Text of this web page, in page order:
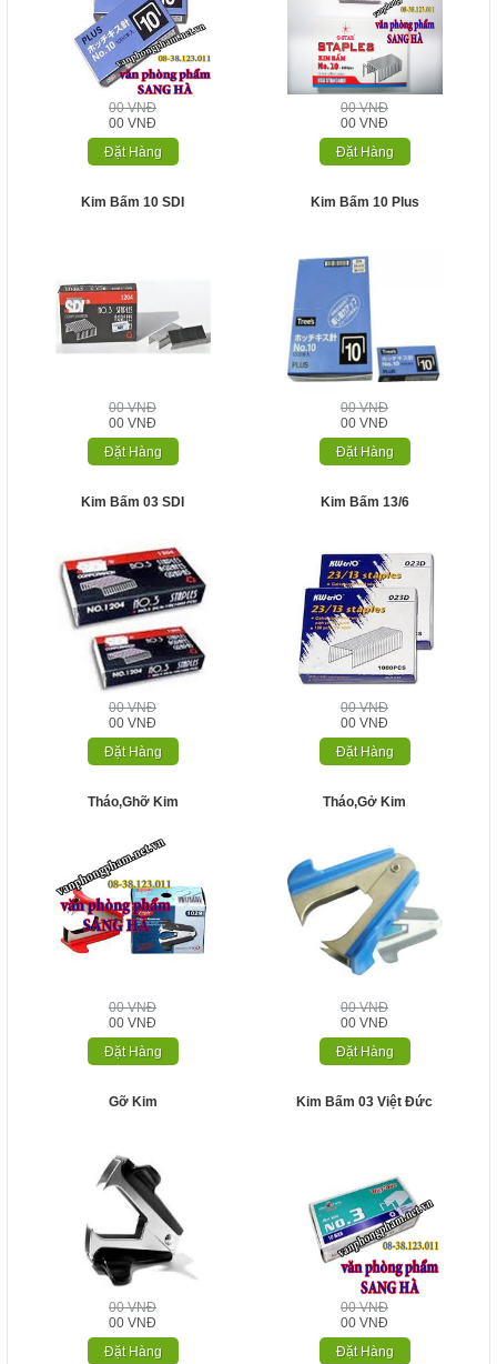
00 VNĐ
00 VNĐ
Đặt Hàng
00 VNĐ
00 VNĐ
Đặt Hàng
Kim Bấm 10 SDI
00 VNĐ
00 VNĐ
Đặt Hàng
Kim Bấm 10 Plus
00 VNĐ
00 VNĐ
Đặt Hàng
Kim Bấm 03 SDI
00 VNĐ
00 VNĐ
Đặt Hàng
Kim Bấm 13/6
00 VNĐ
00 VNĐ
Đặt Hàng
Tháo,Ghỡ Kim
00 VNĐ
00 VNĐ
Đặt Hàng
Tháo,Gở Kim
00 VNĐ
00 VNĐ
Đặt Hàng
Gỡ Kim
00 VNĐ
00 VNĐ
Đặt Hàng
Kim Bấm 03 Việt Đức
00 VNĐ
00 VNĐ
Đặt Hàng